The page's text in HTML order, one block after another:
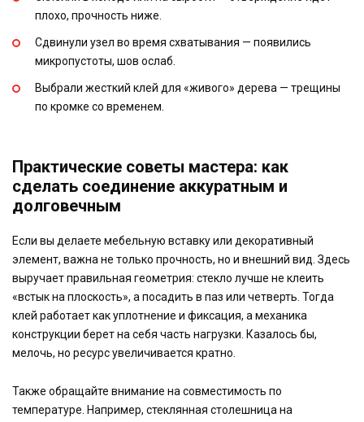
плохо, прочность ниже.
Сдвинули узел во время схватывания — появились
микропустоты, шов ослаб.
Выбрали жесткий клей для «живого» дерева — трещины
по кромке со временем.
Практические советы мастера: как
сделать соединение аккуратным и
долговечным
Если вы делаете мебельную вставку или декоративный
элемент, важна не только прочность, но и внешний вид. Здесь
выручает правильная геометрия: стекло лучше не клеить
«встык на плоскость», а посадить в паз или четверть. Тогда
клей работает как уплотнение и фиксация, а механика
конструкции берет на себя часть нагрузки. Казалось бы,
мелочь, но ресурс увеличивается кратно.
Также обращайте внимание на совместимость по
температуре. Например, стеклянная столешница на